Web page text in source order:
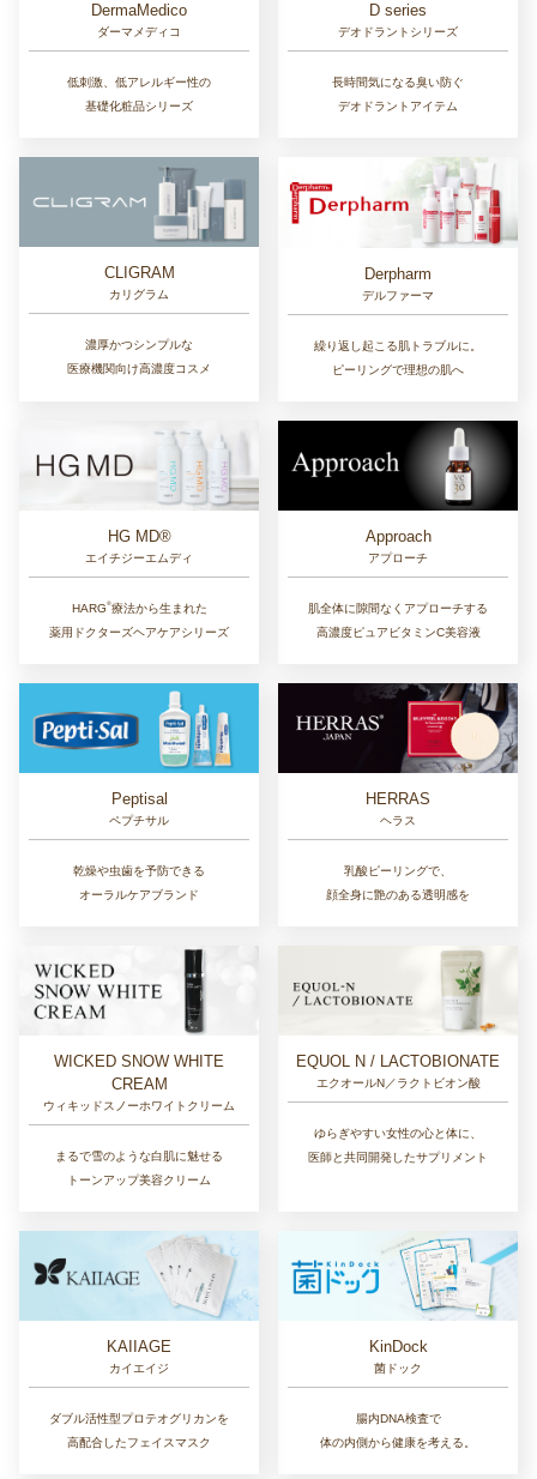
DermaMedico
ダーマメディコ
低刺激、低アレルギー性の
基礎化粧品シリーズ
D series
デオドラントシリーズ
長時間気になる臭い防ぐ
デオドラントアイテム
CLIGRAM
カリグラム
濃厚かつシンプルな
医療機関向け高濃度コスメ
Derpharm
デルファーマ
繰り返し起こる肌トラブルに。
ピーリングで理想の肌へ
HG MD®
エイチジーエムディ
HARG®︎療法から生まれた
薬用ドクターズヘアケアシリーズ
Approach
アプローチ
肌全体に隙間なくアプローチする
高濃度ピュアビタミンC美容液
Peptisal
ペプチサル
乾燥や虫歯を予防できる
オーラルケアブランド
HERRAS
ヘラス
乳酸ピーリングで、
顔全身に艶のある透明感を
WICKED SNOW WHITE
CREAM
ウィキッドスノーホワイトクリーム
まるで雪のような白肌に魅せる
トーンアップ美容クリーム
EQUOL N / LACTOBIONATE
エクオールN／ラクトビオン酸
ゆらぎやすい女性の心と体に、
医師と共同開発したサプリメント
KAIIAGE
カイエイジ
ダブル活性型プロテオグリカンを
高配合したフェイスマスク
KinDock
菌ドック
腸内DNA検査で
体の内側から健康を考える。